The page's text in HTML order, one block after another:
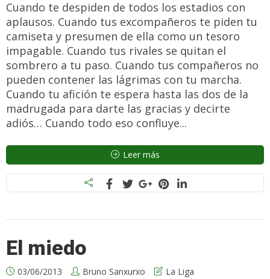
Cuando te despiden de todos los estadios con
aplausos. Cuando tus excompañeros te piden tu
camiseta y presumen de ella como un tesoro
impagable. Cuando tus rivales se quitan el
sombrero a tu paso. Cuando tus compañeros no
pueden contener las lágrimas con tu marcha.
Cuando tu afición te espera hasta las dos de la
madrugada para darte las gracias y decirte
adiós… Cuando todo eso confluye...
Leer más
El miedo
03/06/2013 Bruno Sanxurxo
La Liga